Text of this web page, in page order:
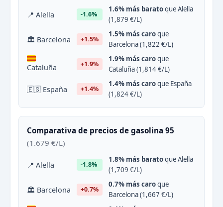
📍 Alella -1.6%
1.6% más baratoque Alella
(1,879 €/L)
🏛 Barcelona +1.5%
1.5% más caroque
Barcelona (1,822 €/L)
Cataluña +1.9%
1.9% más caroque
Cataluña (1,814 €/L)
🇪🇸 España +1.4%
1.4% más caroque España
(1,824 €/L)
Comparativa de precios de gasolina 95
(1.679 €/L)
📍 Alella -1.8%
1.8% más baratoque Alella
(1,709 €/L)
🏛 Barcelona +0.7%
0.7% más caroque
Barcelona (1,667 €/L)